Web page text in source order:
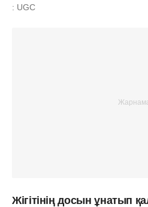
: UGC
Жігітінің досын ұнатып